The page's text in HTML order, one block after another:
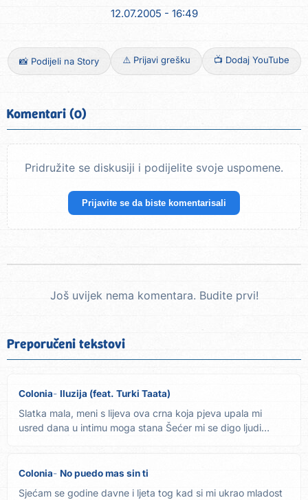
12.07.2005 - 16:49
📸 Podijeli na Story ⚠️ Prijavi grešku 📺 Dodaj YouTube
Komentari (0)
Pridružite se diskusiji i podijelite svoje uspomene.
Prijavite se da biste komentarisali
Još uvijek nema komentara. Budite prvi!
Preporučeni tekstovi
Colonia Iluzija (feat. Turki Taata)
Slatka mala, meni s lijeva ova crna koja pjeva upala mi
usred dana u intimu moga stana Šećer mi se digo ljudi
Colonia No puedo mas sin ti
Sjećam se godine davne i ljeta tog kad si mi ukrao mladost